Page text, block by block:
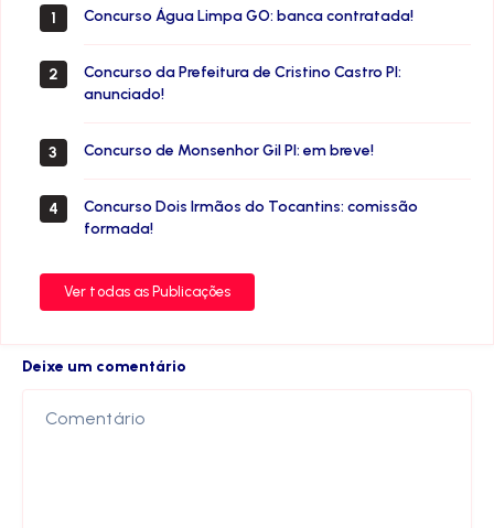
1 Concurso Água Limpa GO: banca contratada!
2
Concurso da Prefeitura de Cristino Castro PI:
anunciado!
3 Concurso de Monsenhor Gil PI: em breve!
4
Concurso Dois Irmãos do Tocantins: comissão
formada!
Ver todas as Publicações
Deixe um comentário